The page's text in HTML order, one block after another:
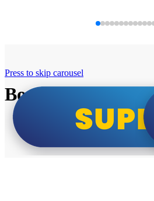
Bosch super cene
Press to skip carousel